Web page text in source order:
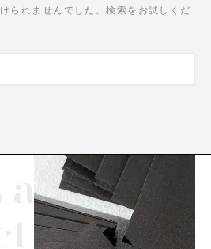
られませんでした。検索をお試しくだ